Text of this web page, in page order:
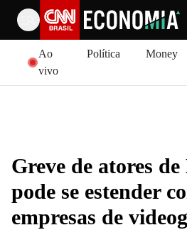
Ao
vivo
Política Money
Greve de atores
pode se estender
empresas de